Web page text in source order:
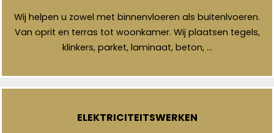
Wij helpen u zowel met binnenvloeren als buitenlvoeren.
Van oprit en terras tot woonkamer. Wij plaatsen tegels,
klinkers, parket, laminaat, beton, …
ELEKTRICITEITSWERKEN